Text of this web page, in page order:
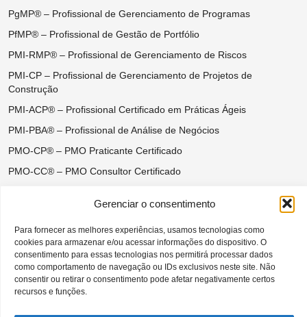
Gerenciar o consentimento
Para fornecer as melhores experiências, usamos tecnologias como
cookies para armazenar e/ou acessar informações do dispositivo. O
consentimento para essas tecnologias nos permitirá processar dados
como comportamento de navegação ou IDs exclusivos neste site. Não
consentir ou retirar o consentimento pode afetar negativamente certos
recursos e funções.
PgMP® – Profissional de Gerenciamento de Programas
PfMP® – Profissional de Gestão de Portfólio
PMI-RMP® – Profissional de Gerenciamento de Riscos
PMI-CP – Profissional de Gerenciamento de Projetos de
Construção
PMI-ACP® – Profissional Certificado em Práticas Ágeis
PMI-PBA® – Profissional de Análise de Negócios
PMO-CP® – PMO Praticante Certificado
PMO-CC® – PMO Consultor Certificado
DASSM® – Disciplined Agile Senior Scrum Master
DAC® – Disciplined Agile Coach
DAVSC® – Disciplined Agile Value Stream Consultant